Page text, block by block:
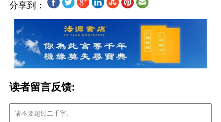
分享到：
读者留言反馈: